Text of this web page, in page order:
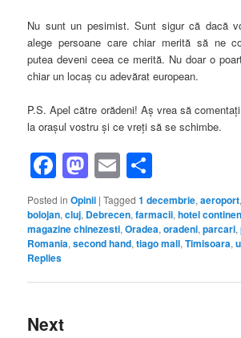
Nu sunt un pesimist. Sunt sigur că dacă
alege persoane care chiar merită să ne
putea deveni ceea ce merită. Nu doar o
chiar un locaş cu adevărat european.
P.S. Apel către orădeni! Aş vrea să
la oraşul vostru şi ce vreţi să se schimbe.
Facebook
Mastodon
Email
Posted in Opinii |Tagged 1 decembrie,aeroport
bolojan,cluj, Debrecen,farmacii,hotel
magazine chinezesti,Oradea,oradeni,parcari,
Romania,second hand,tiago mall,Timisoara,
Replies
Next